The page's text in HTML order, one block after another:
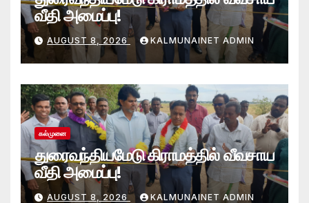
வீதி அமைப்பு!
AUGUST 8, 2026 KALMUNAINET ADMIN
கல்முனை
துரைவந்தியமேடு கிராமத்தில் வீவசாய
வீதி அமைப்பு!
AUGUST 8, 2026 KALMUNAINET ADMIN